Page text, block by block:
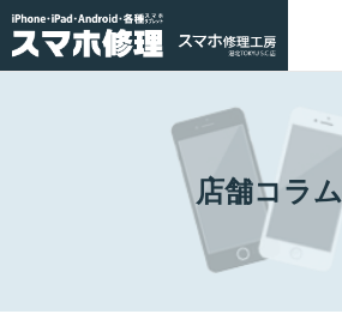
店舗コラム